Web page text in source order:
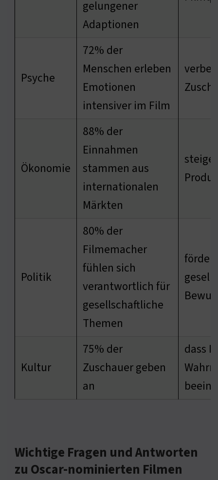
gelungener
Adaptionen
Psyche
72% der
Menschen erleben
Emotionen
intensiver im Film
Ökonomie
88% der
Einnahmen
stammen aus
internationalen
Märkten
Politik
80% der
Filmemacher
fühlen sich
verantwortlich für
gesellschaftliche
Themen
fördert
Kultur
75% der
Zuschauer geben
an
dass
Wichtige Fragen und Antworten
zu Oscar-nominierten Filmen